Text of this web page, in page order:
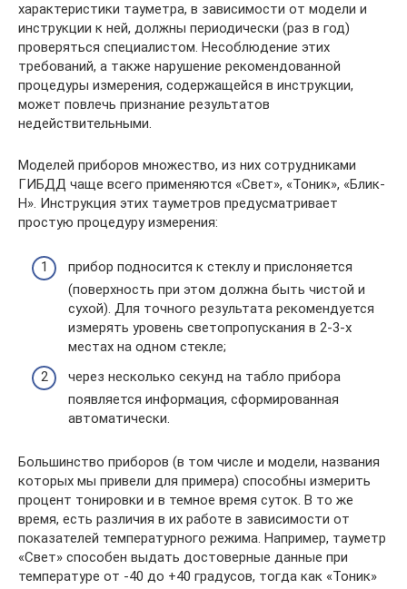
характеристики тауметра, в зависимости от модели и
инструкции к ней, должны периодически (раз в год)
проверяться специалистом. Несоблюдение этих
требований, а также нарушение рекомендованной
процедуры измерения, содержащейся в инструкции,
может повлечь признание результатов
недействительными.
Моделей приборов множество, из них сотрудниками
ГИБДД чаще всего применяются «Свет», «Тоник», «Блик-
Н». Инструкция этих тауметров предусматривает
простую процедуру измерения:
прибор подносится к стеклу и прислоняется
(поверхность при этом должна быть чистой и
сухой). Для точного результата рекомендуется
измерять уровень светопропускания в 2-3-х
местах на одном стекле;
через несколько секунд на табло прибора
появляется информация, сформированная
автоматически.
Большинство приборов (в том числе и модели, названия
которых мы привели для примера) способны измерить
процент тонировки и в темное время суток. В то же
время, есть различия в их работе в зависимости от
показателей температурного режима. Например, тауметр
«Свет» способен выдать достоверные данные при
температуре от -40 до +40 градусов, тогда как «Тоник»